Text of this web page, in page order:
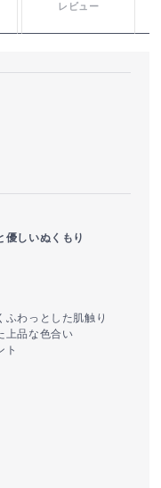
レビュー
優しいぬくもり
ふわっとした肌触り
上品な色合い
ト